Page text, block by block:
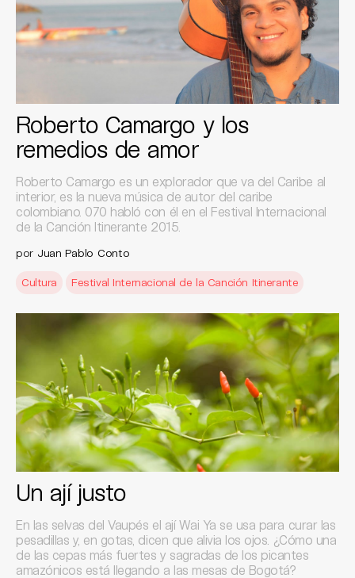
Roberto Camargo y los
remedios de amor
Roberto Camargo es un explorador que va del Caribe al
interior, es la nueva música de autor del caribe
colombiano. 070 habló con él en el Festival Internacional
de la Canción Itinerante 2015.
por Juan Pablo Conto
Cultura Festival Internacional de la Canción Itinerante
Un ají justo
En las selvas del Vaupés el ají Wai Ya se usa para curar las
pesadillas y, en gotas, dicen que alivia los ojos. ¿Cómo una
de las cepas más fuertes y sagradas de los picantes
amazónicos está llegando a las mesas de Bogotá?